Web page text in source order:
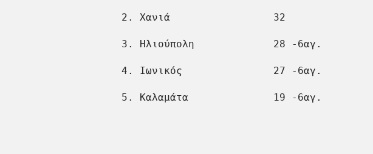
2. Χανιά                 32
3. Ηλιούπολη             28 -6αγ.
4. Ιωνικός               27 -6αγ.
5. Καλαμάτα              19 -6αγ.